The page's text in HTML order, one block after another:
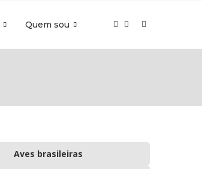
Quem sou
Aves brasileiras